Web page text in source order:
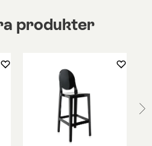
produkter